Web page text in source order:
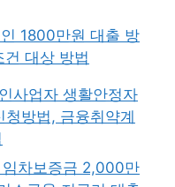
1800만원 대출 방
대상 방법
사업자 생활안정자
방법, 금융취약계
차보증금 2,000만